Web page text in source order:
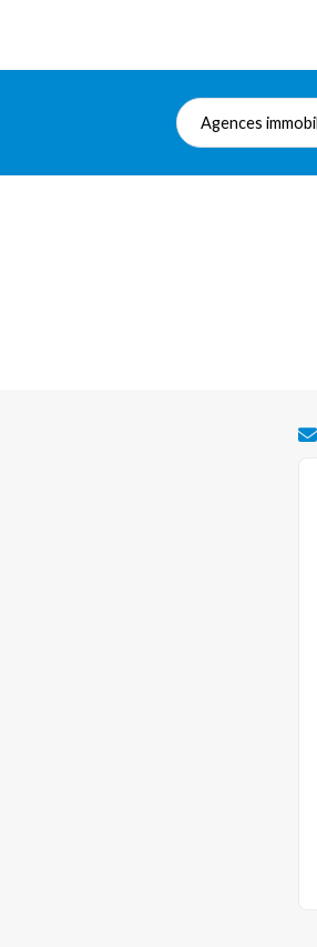
Agences